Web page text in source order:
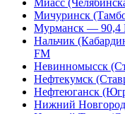
Миасс
Мичуринск
Мурманск — 90,4
Нальчик
FM
Невинномысск
Нефтекумск
Нефтеюганск
Нижний